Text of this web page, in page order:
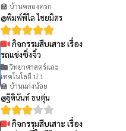
🏫 บ้านคลองครก
@พิมพ์พิไล ไชยมิตร
กิจกรรมสืบเสาะ เรื่อง
รถแข่งซิ่งจิ๋ว
วิทยาศาสตร์และ
เทคโนโลยี ป.1
🏫 บ้านแก่งน้อย
@ฐิตินันท์ ธนตุ่น
กิจกรรมสืบเสาะ เรื่อง